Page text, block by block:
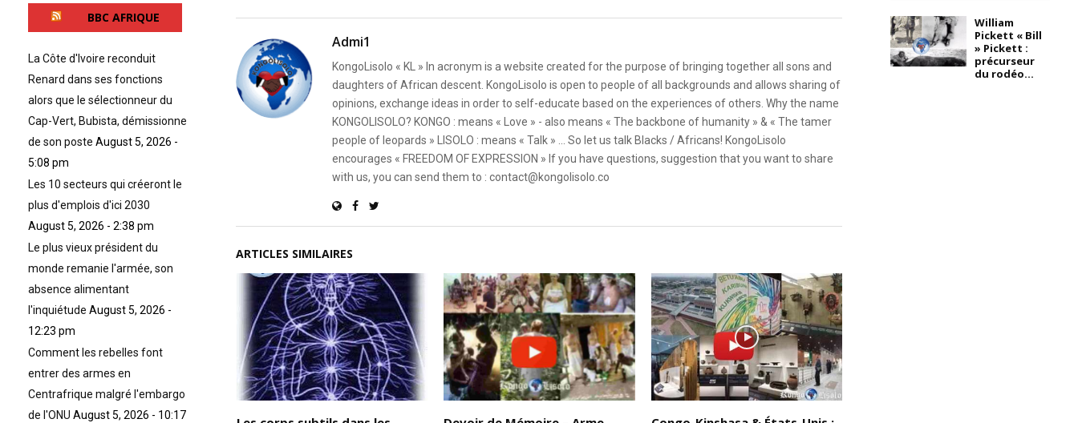
Admi1
KongoLisolo « KL » In acronym is a website created for the purpose of bringing together all sons and
daughters of African descent. KongoLisolo is open to people of all backgrounds and allows sharing of
opinions, exchange ideas in order to self-educate based on the experiences of others. Why the name
KONGOLISOLO? KONGO : means « Love » - also means « The backbone of humanity » & « The tamer
people of leopards » LISOLO : means « Talk » ... So let us talk Blacks / Africans! KongoLisolo
encourages « FREEDOM OF EXPRESSION » If you have questions, suggestion that you want to share
with us, you can send them to : contact@kongolisolo.co
ARTICLES SIMILAIRES
BBC AFRIQUE
La Côte d'Ivoire reconduit
Renard dans ses fonctions
alors que le sélectionneur du
Cap-Vert, Bubista, démissionne
de son poste August 5, 2026 -
5:08 pm
Les 10 secteurs qui créeront le
plus d'emplois d'ici 2030
August 5, 2026 - 2:38 pm
Le plus vieux président du
monde remanie l'armée, son
absence alimentant
l'inquiétude August 5, 2026 -
12:23 pm
Comment les rebelles font
entrer des armes en
Centrafrique malgré l'embargo
de l'ONU August 5, 2026 - 10:17
William
Pickett « Bill
» Pickett :
précurseur
du rodéo...